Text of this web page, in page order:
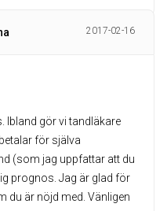
2017-02-16
Ibland gör vi tandläkare
för själva
(som jag uppfattar att du
prognos. Jag är glad för
du är nöjd med. Vänligen